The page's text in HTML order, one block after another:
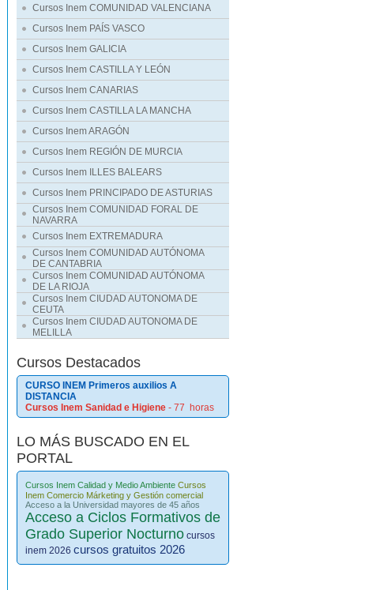
Cursos Inem COMUNIDAD VALENCIANA
Cursos Inem PAÍS VASCO
Cursos Inem GALICIA
Cursos Inem CASTILLA Y LEÓN
Cursos Inem CANARIAS
Cursos Inem CASTILLA LA MANCHA
Cursos Inem ARAGÓN
Cursos Inem REGIÓN DE MURCIA
Cursos Inem ILLES BALEARS
Cursos Inem PRINCIPADO DE ASTURIAS
Cursos Inem COMUNIDAD FORAL DE
NAVARRA
Cursos Inem EXTREMADURA
Cursos Inem COMUNIDAD AUTÓNOMA
DE CANTABRIA
Cursos Inem COMUNIDAD AUTÓNOMA
DE LA RIOJA
Cursos Inem CIUDAD AUTONOMA DE
CEUTA
Cursos Inem CIUDAD AUTONOMA DE
MELILLA
Cursos Destacados
CURSO INEM Primeros auxilios A
DISTANCIA
Cursos Inem Sanidad e Higiene - 77 horas
LO MÁS BUSCADO EN EL
PORTAL
Cursos Inem Calidad y Medio Ambiente Cursos
Inem Comercio Márketing y Gestión comercial
Acceso a la Universidad mayores de 45 años
Acceso a Ciclos Formativos de
Grado Superior Nocturno cursos
inem 2026 cursos gratuitos 2026